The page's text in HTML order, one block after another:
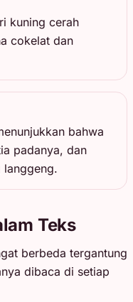
kuning cerah
cokelat dan
bahwa
padanya, dan
langgeng.
Teks
berbeda tergantung
dibaca di setiap